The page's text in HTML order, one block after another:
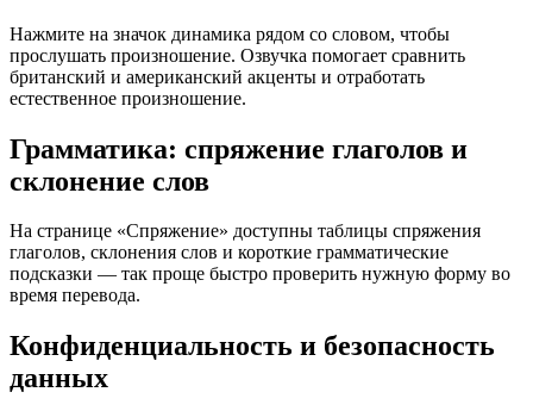
Нажмите на значок динамика рядом со словом, чтобы
прослушать произношение. Озвучка помогает сравнить
британский и американский акценты и отработать
естественное произношение.
Грамматика: спряжение глаголов и
склонение слов
На странице «Спряжение» доступны таблицы спряжения
глаголов, склонения слов и короткие грамматические
подсказки — так проще быстро проверить нужную форму во
время перевода.
Конфиденциальность и безопасность
данных